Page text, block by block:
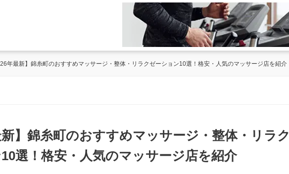
年最新】錦糸町のおすすめマッサージ・整体・リラクゼーション10選！格安・人気のマッサージ店を紹介
新】錦糸町のおすすめマッサージ・整体・リラク
選！格安・人気のマッサージ店を紹介